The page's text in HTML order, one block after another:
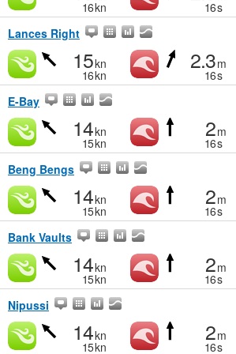
16kn 16s
Lances Right
15kn
16kn
2.3m
16s
E-Bay
14kn
15kn
2m
16s
Beng Bengs
14kn
15kn
2m
16s
Bank Vaults
14kn
15kn
2m
16s
Nipussi
14kn
15kn
2m
16s